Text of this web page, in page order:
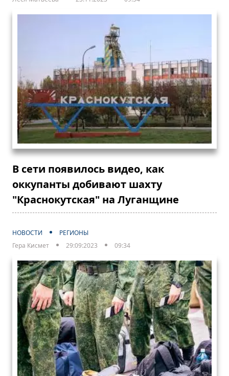
В сети появилось видео, как
оккупанты добивают шахту
"Краснокутская" на Луганщине
НОВОСТИ
РЕГИОНЫ
Гера Кисмет
29:09:2023 09:34